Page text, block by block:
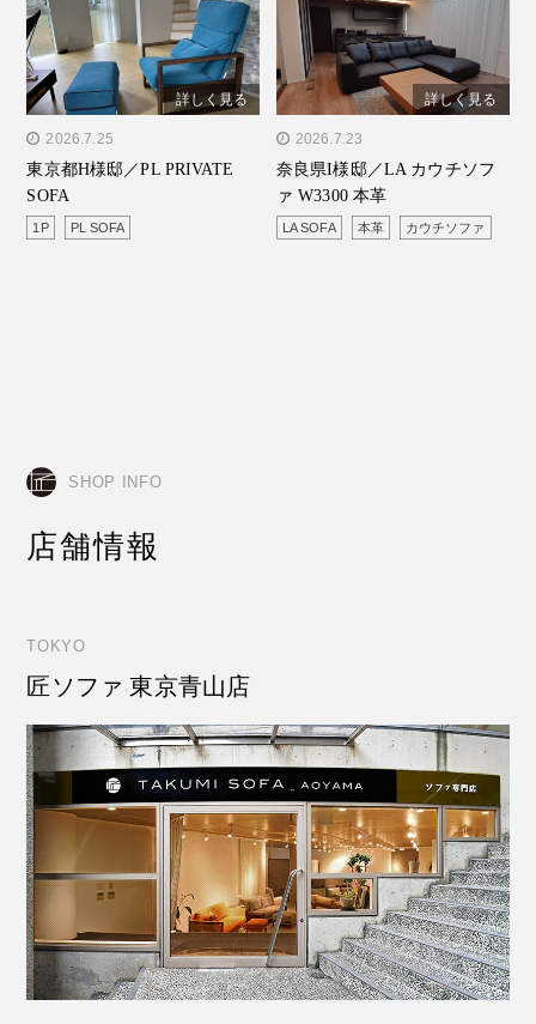
" alt="東京都H様邸／PL
PRIVATE SOFA"/>
詳しく見る
2026.7.25
東京都H様邸／PL PRIVATE
SOFA
1P PL SOFA
" alt="奈良県I様邸／LA カ
ウチソファ W3300 本革"/>
詳しく見る
2026.7.23
奈良県I様邸／LA カウチソフ
ァ W3300 本革
LA SOFA 本革 カウチソファ
SHOP INFO
店舗情報
TOKYO
匠ソファ 東京青山店